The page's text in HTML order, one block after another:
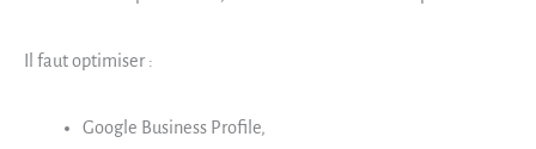
Il faut optimiser :
Google Business Profile,